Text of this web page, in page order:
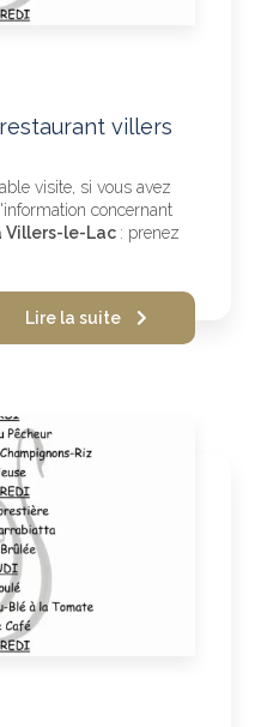
villers
visite, si vous avez
concernant
Villers-le-Lac : prenez
Lire la suite